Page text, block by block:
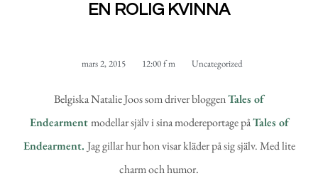
EN ROLIG KVINNA
mars 2, 2015 12:00 f m Uncategorized
Belgiska Natalie Joos som driver bloggenTales of
Endearment modellar själv i sina modereportage påTales of
Endearment. Jag gillar hur hon visar kläder på sig själv. Med lite
charm och humor.